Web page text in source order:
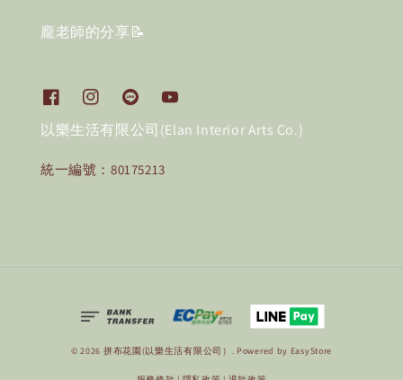
龐老師的分享📝
以樂生活有限公司(Elan Interior Arts Co.)
統一編號：80175213
© 2026 拼布花園(以樂生活有限公司）. Powered by EasyStore